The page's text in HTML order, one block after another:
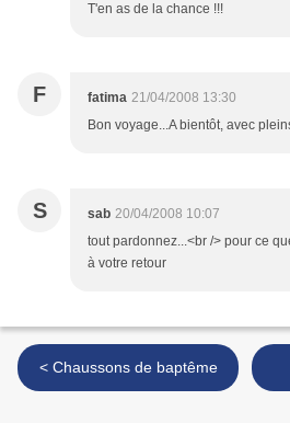
T'en as de la chance !!!
F fatima 21/04/2008 13:30
Bon voyage...A bientôt, avec
S sab 20/04/2008 10:07
tout pardonnez...<br /> pour ce
à votre retour
< Chaussons de baptême